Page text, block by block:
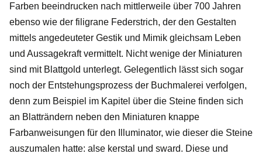
Farben beeindrucken nach mittlerweile über 700 Jahren
ebenso wie der filigrane Federstrich, der den Gestalten
mittels angedeuteter Gestik und Mimik gleichsam Leben
und Aussagekraft vermittelt. Nicht wenige der Miniaturen
sind mit Blattgold unterlegt. Gelegentlich lässt sich sogar
noch der Entstehungsprozess der Buchmalerei verfolgen,
denn zum Beispiel im Kapitel über die Steine finden sich
an Blatträndern neben den Miniaturen knappe
Farbanweisungen für den Illuminator, wie dieser die Steine
auszumalen hatte: alse kerstal und sward. Diese und